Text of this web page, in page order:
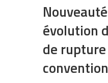
évolution
de rupture